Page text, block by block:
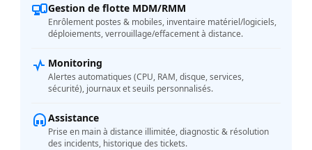
Gestion de flotte MDM/RMM
Enrôlement postes & mobiles, inventaire matériel/logiciels,
déploiements, verrouillage/effacement à distance.
Monitoring
Alertes automatiques (CPU, RAM, disque, services,
sécurité), journaux et seuils personnalisés.
Assistance
Prise en main à distance illimitée, diagnostic & résolution
des incidents, historique des tickets.